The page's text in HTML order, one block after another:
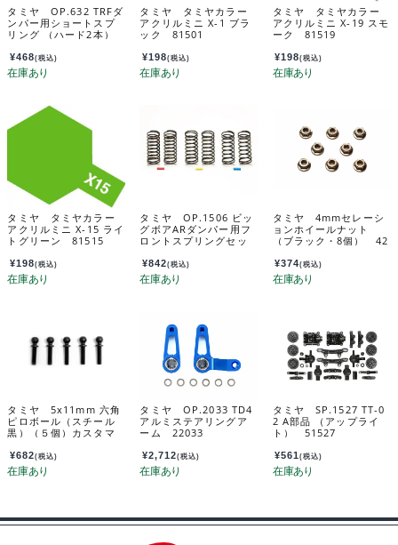
タミヤ OP.632 TRFダ
ンパー用ショートスプ
リング （ハード2本）
¥468(税込)
タミヤ タミヤカラー
アクリルミニ X-1 ブラ
ック 81501
¥198(税込)
タミヤ タミヤカラー
アクリルミニ X-19 スモ
ーク 81519
¥198(税込)
タミヤ タミヤカラー
アクリルミニ X-15 ライ
トグリーン 81515
¥198(税込)
タミヤ OP.1506 ビッ
グボアARダンパー用フ
ロントスプリングセッ
¥842(税込)
タミヤ 4mmセレーシ
ョンホイールナット
（ブラック・8個） 42
¥374(税込)
タミヤ 5x11mm 六角
ピロボール（スチール
黒）（５個）カスタマ
03312-000
¥682(税込)
タミヤ OP.2033 TD4
アルミステアリングア
ーム 22033
¥2,712(税込)
タミヤ SP.1527 TT-0
2 A部品 （アップライ
ト） 51527
¥561(税込)